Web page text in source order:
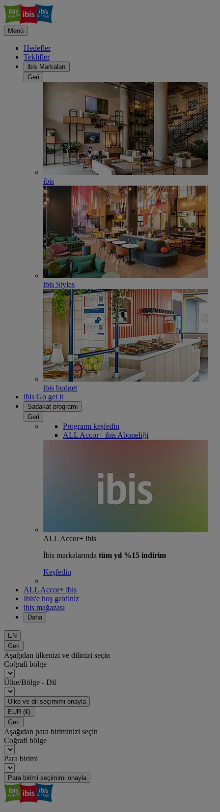
Menü
Hedefler
Teklifler
ibis Markaları
Geri
ibis
ibis Styles
ibis budget
ibis Go get it
Sadakat programı
Geri
Programı keşfedin
ALL Accor+ ibis Aboneliği
ALL Accor+ ibis
İbis markalarında tüm yıl %15 indirim
Keşfedin
ALL Accor+ ibis
Ibis'e hoş geldiniz
ibis mağazası
Daha
EN
Geri
Aşağıdan ülkenizi ve dilinizi seçin
Coğrafi bölge
Ülke/Bölge - Dil
Ülke ve dil seçimimi onayla
EUR (€)
Geri
Aşağıdan para biriminizi seçin
Coğrafi bölge
Para birimi
Para birimi seçimimi onayla